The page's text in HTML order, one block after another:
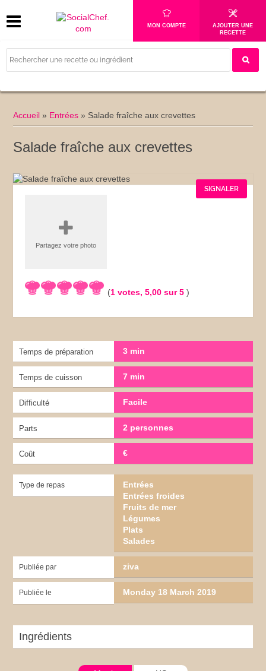
MON COMPTE
AJOUTER UNE
RECETTE
Accueil » Entrées » Salade fraîche aux crevettes
Salade fraîche aux crevettes
SIGNALER
Partagez votre photo
(1 votes,5,00 sur 5)
Temps de préparation 3 min
Temps de cuisson 7 min
Difficulté Facile
Parts 2 personnes
Coût €
Type de repas
Entrées
Entrées froides
Fruits de mer
Légumes
Plats
Salades
Publiée par ziva
Publiée le Monday 18 March 2019
Ingrédients